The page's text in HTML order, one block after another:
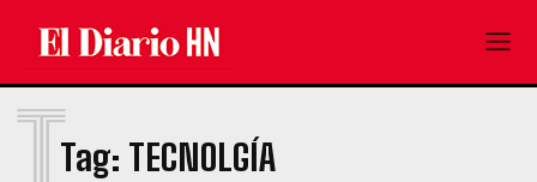
Tag: TECNOLGÍA